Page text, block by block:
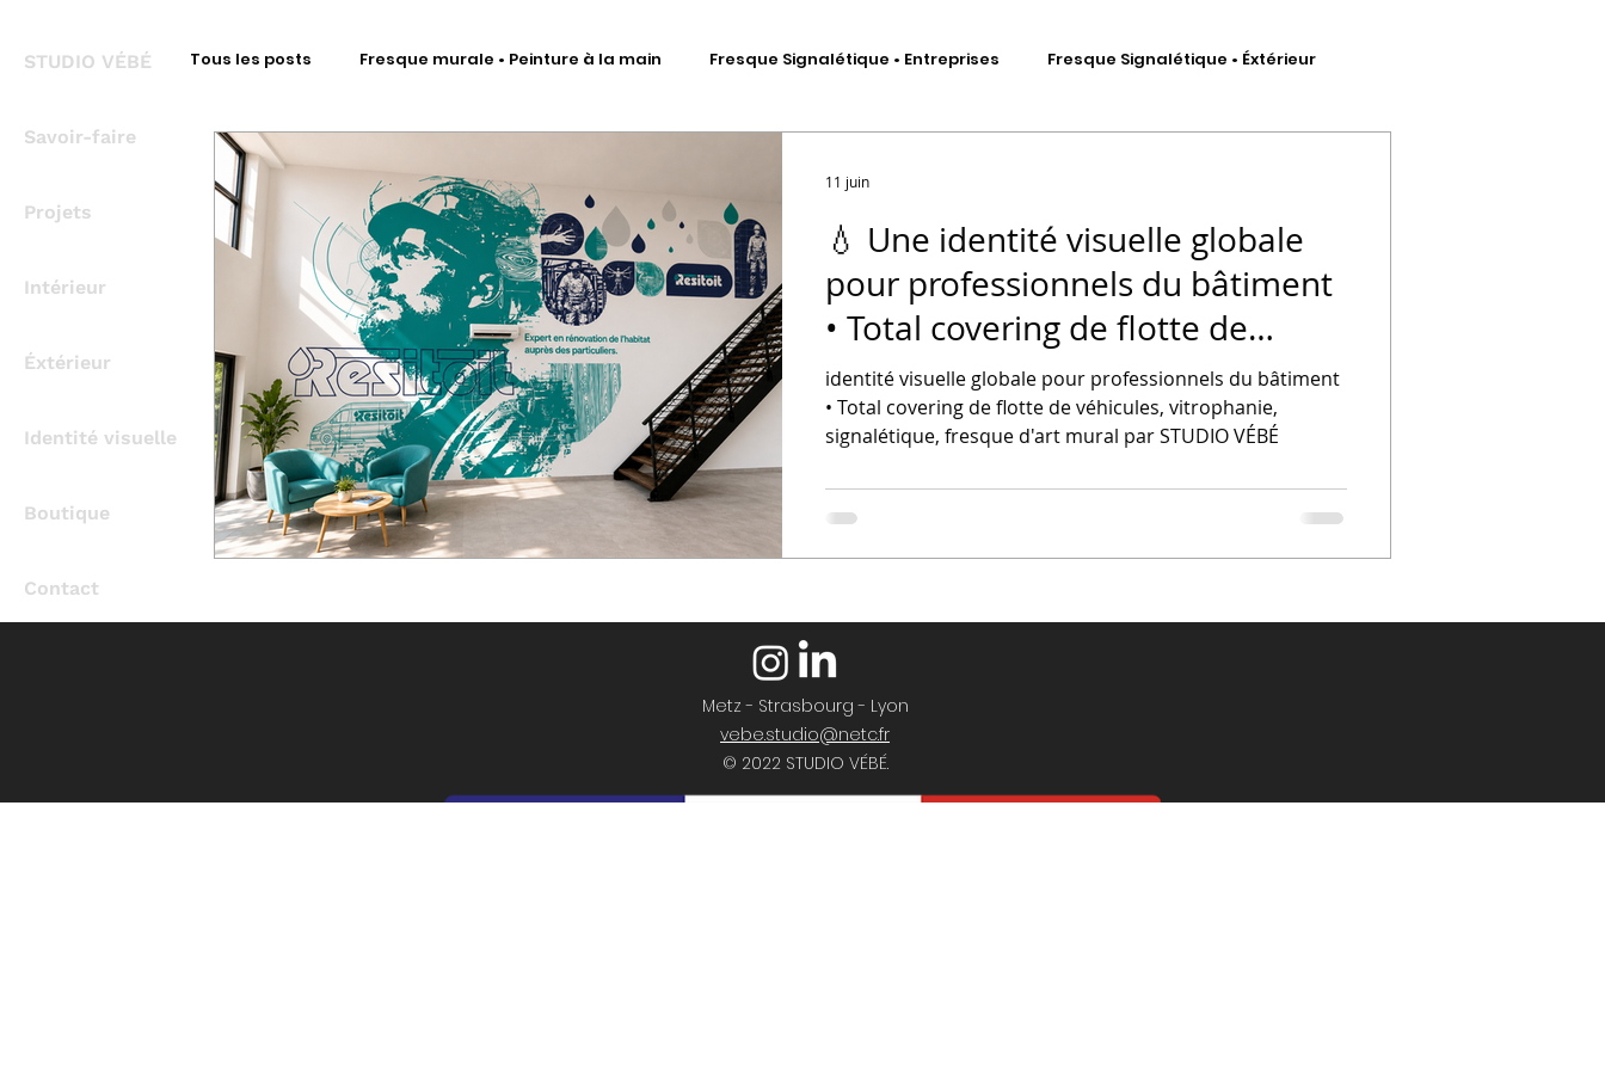
STUDIO VÉBÉ
Savoir-faire
Projets
Intérieur
Éxtérieur
Identité visuelle
Boutique
Contact
Tous les posts Fresque murale • Peinture à la main Fresque Signalétique • Entreprises Fresque Signalétique • Éxtérieur
Fresque Signalétique • Intérieur
Fresque Signalétique • Covering Fresque Signalétique • Sculptures DA • Identité visuelle
Fresque métal • Découpe à la forme Scénographie d'exposition Total covering véhicules artistique
Bureau d'Étude Signalétique
💧 Une identité visuelle globale
pour professionnels du bâtiment
• Total covering de flotte de
véhicules, vitrophanie,
signalétique et fresque d'art
mural
identité visuelle globale pour professionnels du bâtiment
• Total covering de flotte de véhicules, vitrophanie,
signalétique, fresque d'art mural par STUDIO VÉBÉ
11 juin
Metz - Strasbourg - Lyon
vebe.studio@netc.fr
© 2022 STUDIO VÉBÉ.